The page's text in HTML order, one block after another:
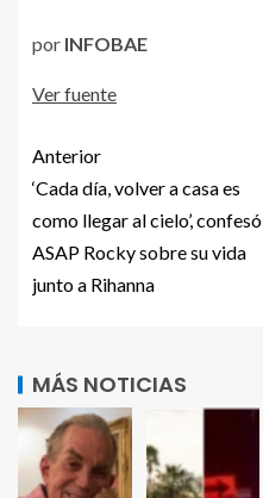
por INFOBAE
Ver fuente
Anterior
‘Cada día, volver a casa es
como llegar al cielo’, confesó
ASAP Rocky sobre su vida
junto a Rihanna
MÁS NOTICIAS